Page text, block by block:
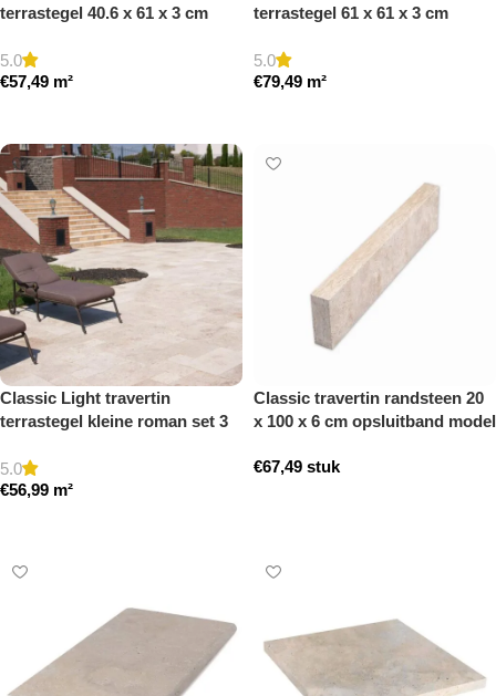
terrastegel 40.6 x 61 x 3 cm
5.0
€57,49 m²
terrastegel 61 x 61 x 3 cm
5.0
€79,49 m²
Classic Light travertin
terrastegel kleine roman set 3
5.0
€56,99 m²
Classic travertin randsteen 20
x 100 x 6 cm opsluitband model
€67,49 stuk